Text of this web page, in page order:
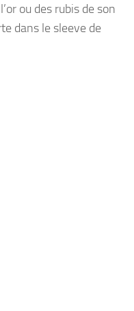
ou des rubis de son
dans le sleeve de